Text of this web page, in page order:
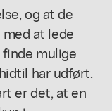
og at de
at lede
mulige
har udført.
er det, at en